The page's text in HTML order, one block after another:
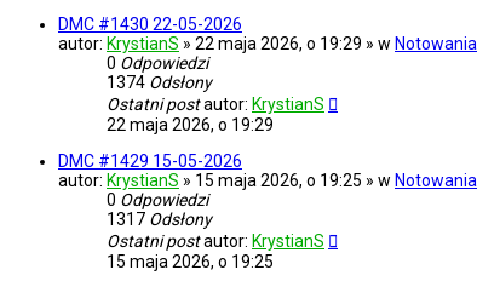
DMC #1430 22-05-2026
autor: KrystianS » 22 maja 2026, o 19:29 » w Notowania
0 Odpowiedzi
1374 Odsłony
Ostatni postautor: KrystianS
22 maja 2026, o 19:29
DMC #1429 15-05-2026
autor: KrystianS » 15 maja 2026, o 19:25 » w Notowania
0 Odpowiedzi
1317 Odsłony
Ostatni postautor: KrystianS
15 maja 2026, o 19:25